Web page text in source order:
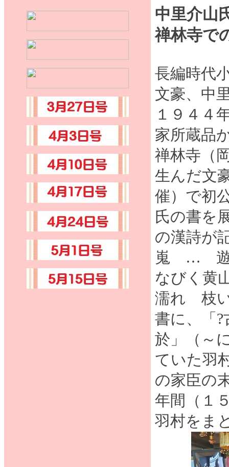
中里介山
禅林寺で
長編時代
文豪、中
１９４４
家所蔵品
禅林寺（
生んだ文
催）で初
氏の書を
の漢詩が
嵬 … 遊
なびく黄
濡れ 枝い
書に、「
於」（～
ていた羽
の家臣の
年間（１
羽村をま